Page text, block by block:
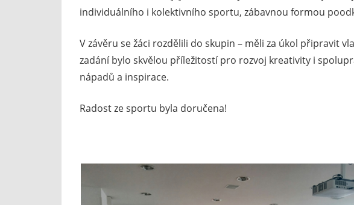
individuálního i kolektivního sportu, zábavnou formou
V závěru se žáci rozdělili do skupin – měli za úkol připravit
zadání bylo skvělou příležitostí pro rozvoj kreativity i
nápadů a inspirace.
Radost ze sportu byla doručena!